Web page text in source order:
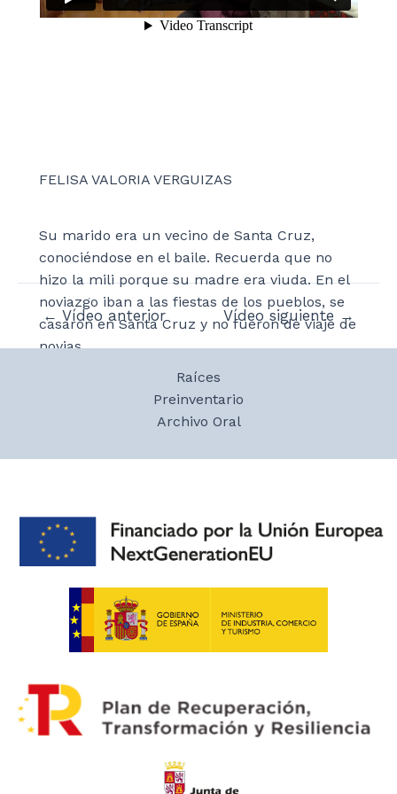
FELISA VALORIA VERGUIZAS
Su marido era un vecino de Santa Cruz,
conociéndose en el baile. Recuerda que no
hizo la mili porque su madre era viuda. En el
noviazgo iban a las fiestas de los pueblos, se
casaron en Santa Cruz y no fueron de viaje de
novias.
Navegación
← Vídeo anterior Vídeo siguiente →
Raíces
Preinventario
Archivo Oral